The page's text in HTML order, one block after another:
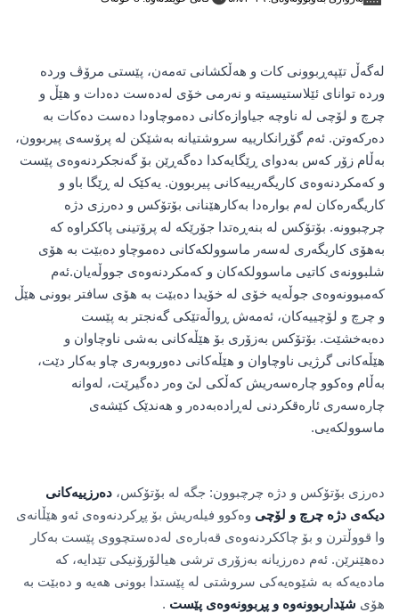
لەگەڵ تێپەڕبوونی کات و هەڵکشانی تەمەن، پێستی مرۆڤ وردە
وردە توانای ئێلاستیسیتە و نەرمی خۆی لەدەست دەدات و هێڵ و
چرچ و لۆچی لە ناوچە جیاوازەکانی دەموچاودا دەست دەکات بە
دەرکەوتن. ئەم گۆڕانکارییە سروشتیانە بەشێکن لە پرۆسەی پیربوون،
بەڵام زۆر کەس بەدوای ڕێگایەکدا دەگەڕێن بۆ گەنجکردنەوەی پێست
و کەمکردنەوەی کاریگەرییەکانی پیربوون. یەکێک لە ڕێگا باو و
کاریگەرەکان لەم بوارەدا بەکارهێنانی بۆتۆکس و دەرزی دژە
چرچبوونە. بۆتۆکس لە بنەڕەتدا جۆرێکە لە پرۆتینی پاککراوە کە
بەهۆی کاریگەری لەسەر ماسوولکەکانی دەموچاو دەبێت بە هۆی
شلبوونەی کاتیی ماسوولکەکان و کەمکردنەوەی جووڵەیان.ئەم
کەمبوونەوەی جوڵەیە خۆی لە خۆیدا دەبێت بە هۆی سافتر بوونی هێڵ
و چرچ و لۆچییەکان، ئەمەش ڕواڵەتێکی گەنجتر بە پێست
دەبەخشێت. بۆتۆکس بەزۆری بۆ هێڵەکانی بەشی ناوچاوان و
هێڵەکانی گرژیی ناوچاوان و هێڵەکانی دەوروبەری چاو بەکار دێت،
بەڵام وەکوو چارەسەریش کەڵکی لێ وەر دەگیرێت، لەوانە
چارەسەری ئارەقکردنی لەڕادەبەدەر و هەندێک کێشەی
ماسوولکەیی.
دەرزی بۆتۆکس و دژە چرچبوون: جگە لە بۆتۆکس، دەرزییەکانی
دیکەی دژە چرچ و لۆچی وەکوو فیلەریش بۆ پڕکردنەوەی ئەو هێڵانەی
وا قووڵترن و بۆ چاککردنەوەی قەبارەی لەدەستچووی پێست بەکار
دەهێنرێن. ئەم دەرزیانە بەزۆری ترشی هیالۆرۆنیکی تێدایە، کە
مادەیەکە بە شێوەیەکی سروشتی لە پێستدا بوونی هەیە و دەبێت بە
هۆی شێداربوونەوە و پڕبوونەوەی پێست .